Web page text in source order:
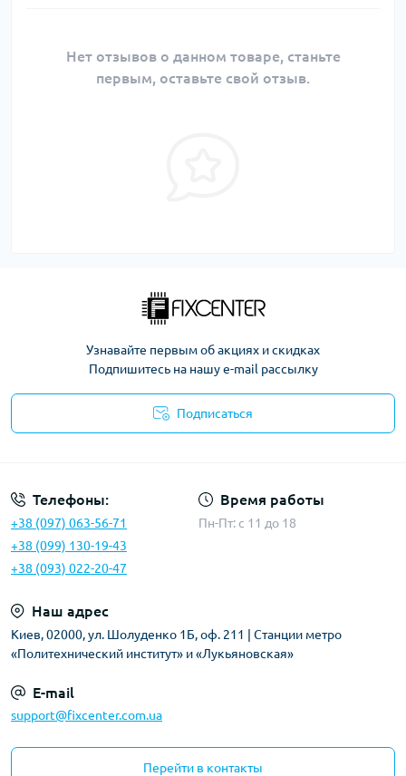
Нет отзывов о данном товаре, станьте
первым, оставьте свой отзыв.
Узнавайте первым об акциях и скидках
Подпишитесь на нашу e-mail рассылку
Подписаться
Телефоны:
+38 (097) 063-56-71
+38 (099) 130-19-43
+38 (093) 022-20-47
Время работы
Пн-Пт: c 11 до 18
Наш адрес
Киев, 02000, ул. Шолуденко 1Б, оф. 211 | Станции метро
«Политехнический институт» и «Лукьяновская»
E-mail
support@fixcenter.com.ua
Перейти в контакты